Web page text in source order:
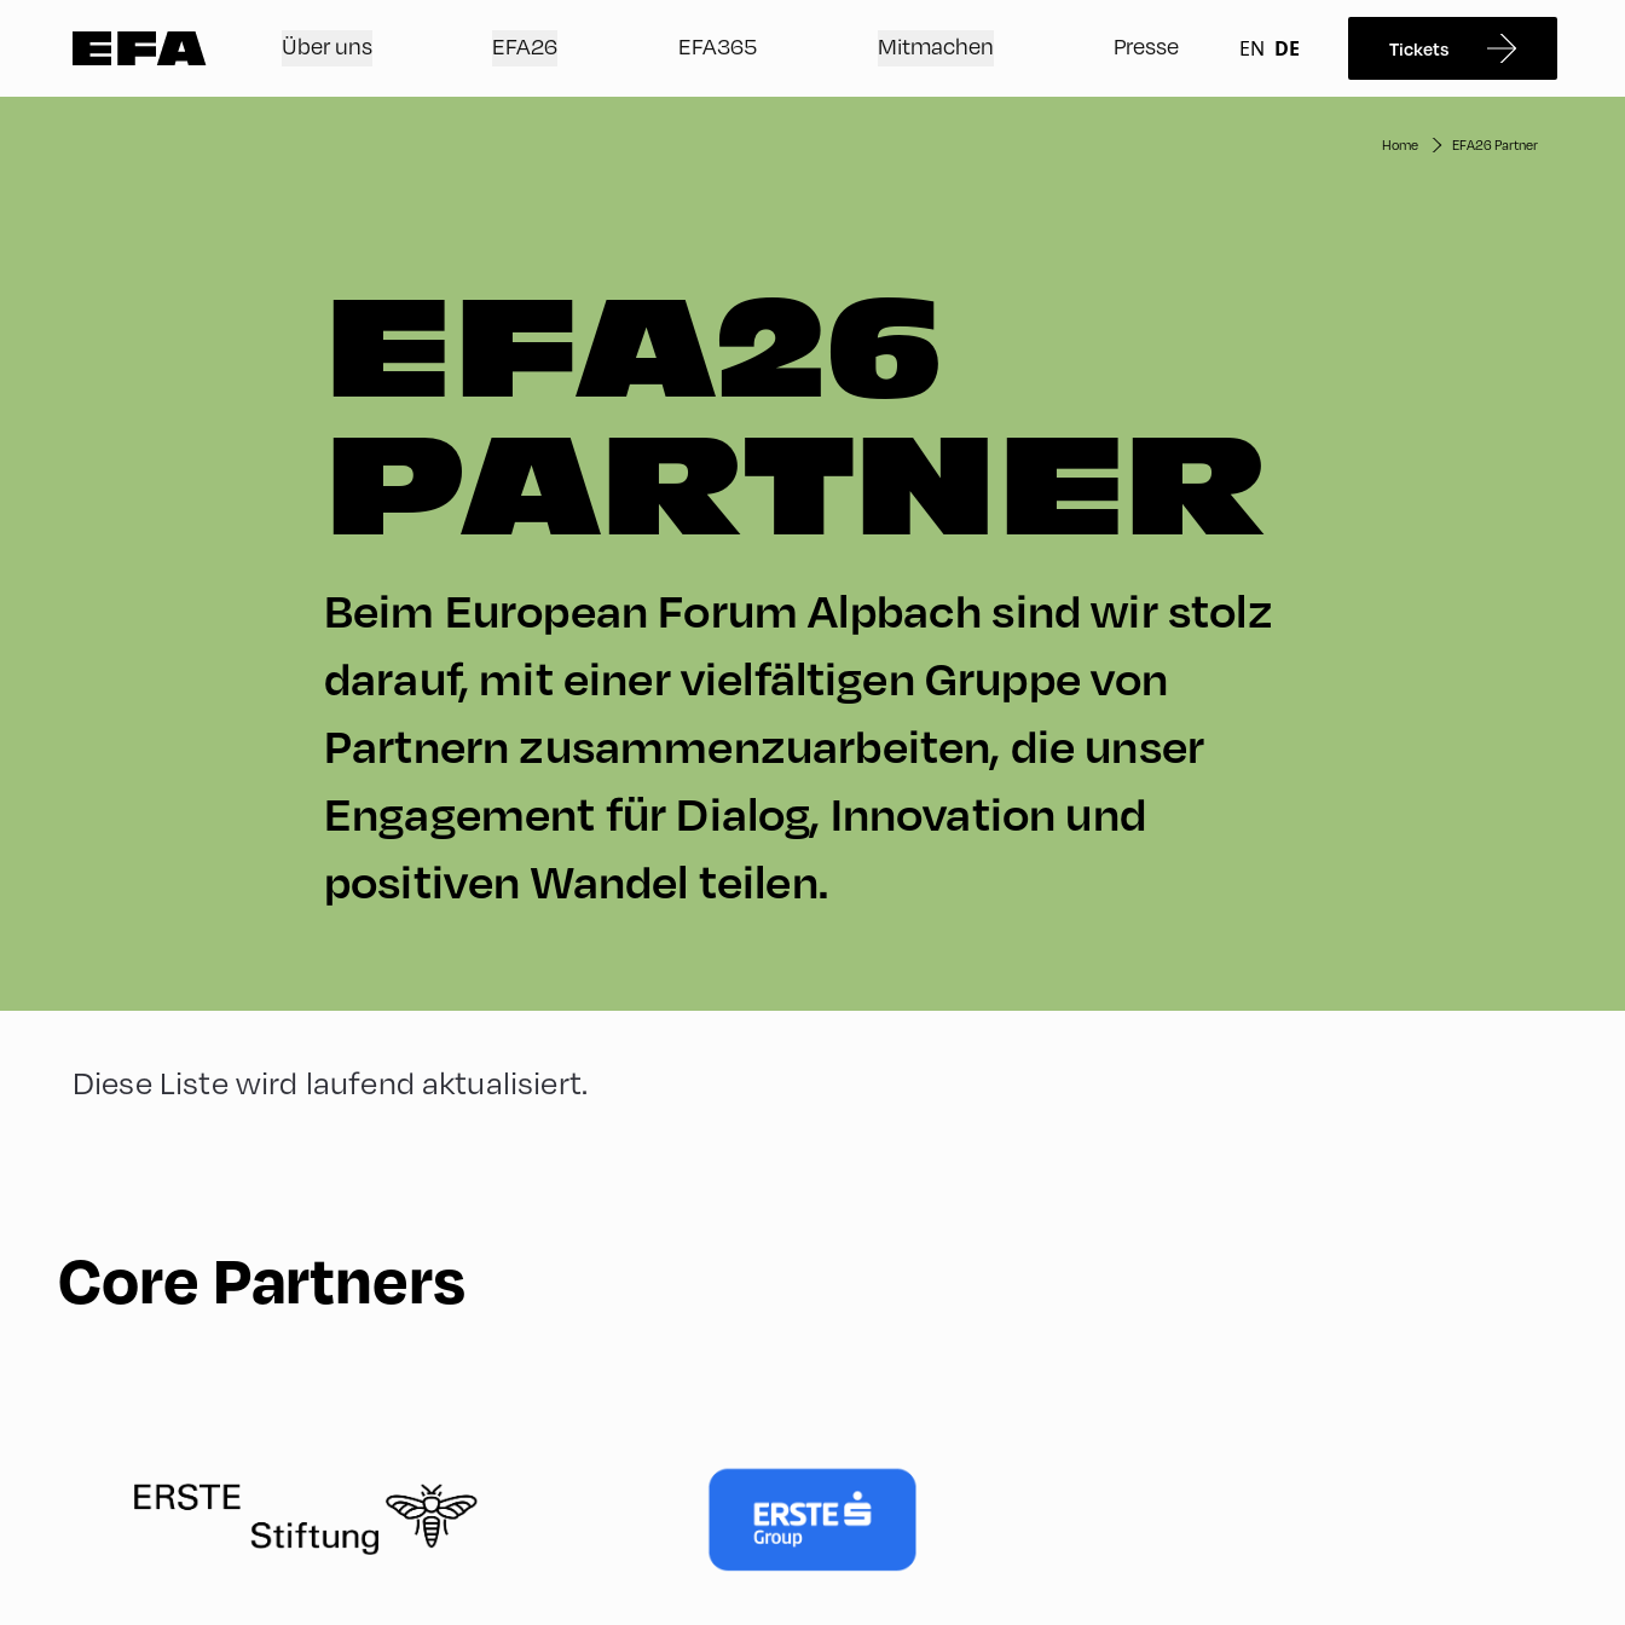
Über uns EFA26 EFA365 Mitmachen Presse EN DE Tickets
Home EFA26 Partner
EFA26
PARTNER
Beim European Forum Alpbach sind wir stolz
darauf, mit einer vielfältigen Gruppe von
Partnern zusammenzuarbeiten, die unser
Engagement für Dialog, Innovation und
positiven Wandel teilen.
Diese Liste wird laufend aktualisiert.
Core Partners